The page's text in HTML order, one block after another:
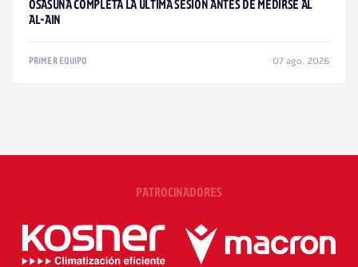
OSASUNA COMPLETA LA ÚLTIMA SESIÓN ANTES DE MEDIRSE AL
AL-AIN
PRIMER EQUIPO 07 ago. 2026
PATROCINADORES